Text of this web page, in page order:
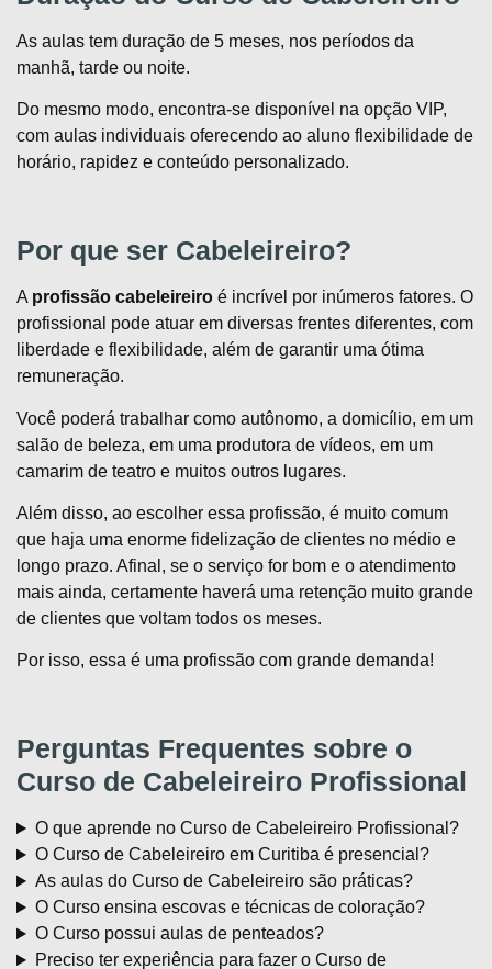
As aulas tem duração de 5 meses, nos períodos da
manhã, tarde ou noite.
Do mesmo modo, encontra-se disponível na opção VIP,
com aulas individuais oferecendo ao aluno flexibilidade de
horário, rapidez e conteúdo personalizado.
Por que ser Cabeleireiro?
A profissão cabeleireiro é incrível por inúmeros fatores. O
profissional pode atuar em diversas frentes diferentes, com
liberdade e flexibilidade, além de garantir uma ótima
remuneração.
Você poderá trabalhar como autônomo, a domicílio, em um
salão de beleza, em uma produtora de vídeos, em um
camarim de teatro e muitos outros lugares.
Além disso, ao escolher essa profissão, é muito comum
que haja uma enorme fidelização de clientes no médio e
longo prazo. Afinal, se o serviço for bom e o atendimento
mais ainda, certamente haverá uma retenção muito grande
de clientes que voltam todos os meses.
Por isso, essa é uma profissão com grande demanda!
Perguntas Frequentes sobre o
Curso de Cabeleireiro Profissional
O que aprende no Curso de Cabeleireiro Profissional?
O Curso de Cabeleireiro em Curitiba é presencial?
As aulas do Curso de Cabeleireiro são práticas?
O Curso ensina escovas e técnicas de coloração?
O Curso possui aulas de penteados?
Preciso ter experiência para fazer o Curso de